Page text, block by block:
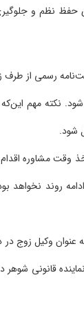
نظم و جلوگیری
رسمی از
نکته مهم این‌که
شود.
روند نخواهد
وکیل زوج در
قانونی